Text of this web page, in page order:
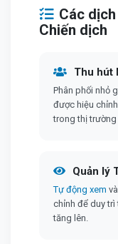
Các
Chiến dịch
Thu hút
Phân phối nhỏ
được hiệu
trong thị
Quản lý
Tự động xem và
chỉnh để duy trì
tăng lên.